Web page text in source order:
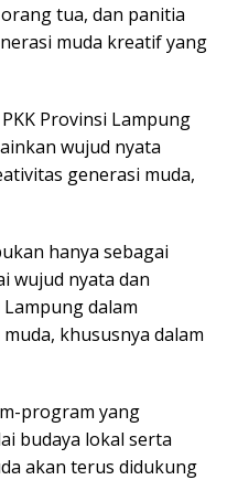
tua, dan panitia
muda kreatif yang
Provinsi Lampung
wujud nyata
generasi muda,
hanya sebagai
wujud nyata dan
dalam
khususnya dalam
program yang
budaya lokal serta
akan terus didukung